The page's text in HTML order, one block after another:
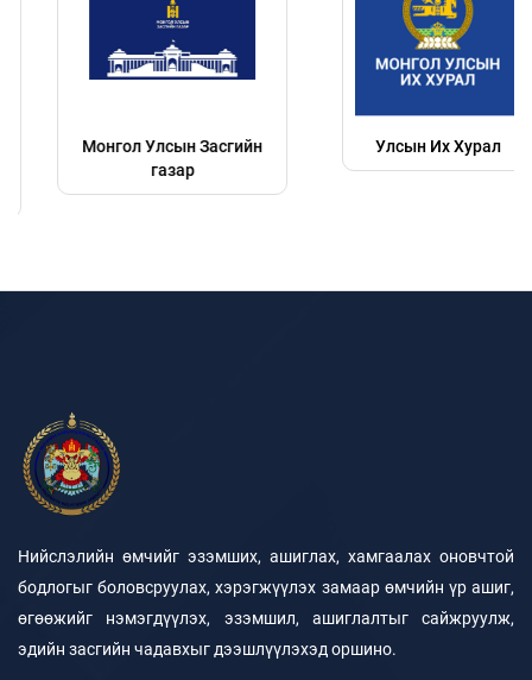
Монгол Улсын Засгийн
газар
Улсын Их Хурал
Нийслэлийн өмчийг эзэмших, ашиглах, хамгаалах оновчтой
бодлогыг боловсруулах, хэрэгжүүлэх замаар өмчийн үр ашиг,
өгөөжийг нэмэгдүүлэх, эзэмшил, ашиглалтыг сайжруулж,
эдийн засгийн чадавхыг дээшлүүлэхэд оршино.